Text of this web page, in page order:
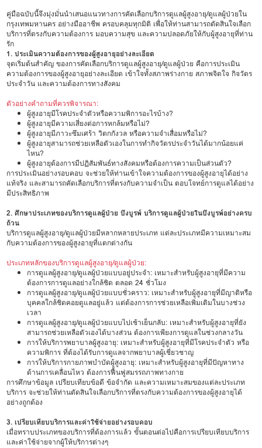
คู่มือฉบับนี้จึงมุ่งมั่นนำเสนอแนวทางการคัดเลือกบริการดูแลผู้สูงอายุ/ดูแลผู้ป่วยใน
กรุงเทพมหานคร อย่างมืออาชีพ ครอบคลุมทุกมิติ เพื่อให้ท่านสามารถตัดสินใจเลือก
บริการที่ตรงกับความต้องการ มอบความสุข และความปลอดภัยให้กับผู้สูงอายุที่ท่าน
รัก
1. ประเมินความต้องการของผู้สูงอายุอย่างละเอียด
จุดเริ่มต้นสำคัญ ของการคัดเลือกบริการดูแลผู้สูงอายุ/ดูแลผู้ป่วย คือการประเมิน
ความต้องการของผู้สูงอายุอย่างละเอียด เข้าใจทั้งสภาพร่างกาย สภาพจิตใจ กิจวัตร
ประจำวัน และความต้องการทางสังคม
ตัวอย่างคำถามที่ควรพิจารณา:
ผู้สูงอายุมีโรคประจำตัวหรือความพิการอะไรบ้าง?
ผู้สูงอายุมีความเสี่ยงต่อการหกล้มหรือไม่?
ผู้สูงอายุมีภาวะซึมเศร้า วิตกกังวล หรือความจำเสื่อมหรือไม่?
ผู้สูงอายุสามารถช่วยเหลือตัวเองในการทำกิจวัตรประจำวันได้มากน้อยแค่
ไหน?
ผู้สูงอายุต้องการมีปฏิสัมพันธ์ทางสังคมหรือต้องการความเป็นส่วนตัว?
การประเมินอย่างรอบคอบ จะช่วยให้ท่านเข้าใจความต้องการของผู้สูงอายุได้อย่าง
แท้จริง และสามารถคัดเลือกบริการที่ตรงกับความจำเป็น ตอบโจทย์การดูแลได้อย่าง
มีประสิทธิภาพ
2. ศึกษาประเภทของบริการดูแลผู้ป่วย บึงบูรพ์ บริการดูแลผู้ป่วยในบึงบูรพ์อย่างครบ
ถ้วน
บริการดูแลผู้สูงอายุ/ดูแลผู้ป่วยมีหลากหลายประเภท แต่ละประเภทมีความเหมาะสม
กับความต้องการของผู้สูงอายุที่แตกต่างกัน
ประเภทหลักของบริการดูแลผู้สูงอายุ/ดูแลผู้ป่วย:
การดูแลผู้สูงอายุ/ดูแลผู้ป่วยแบบอยู่ประจำ: เหมาะสำหรับผู้สูงอายุที่มีความ
ต้องการการดูแลอย่างใกล้ชิด ตลอด 24 ชั่วโมง
การดูแลผู้สูงอายุ/ดูแลผู้ป่วยแบบชั่วคราว: เหมาะสำหรับผู้สูงอายุที่มีญาติหรือ
บุคคลใกล้ชิดคอยดูแลอยู่แล้ว แต่ต้องการการช่วยเหลือเพิ่มเติมในบางช่วง
เวลา
การดูแลผู้สูงอายุ/ดูแลผู้ป่วยแบบไปเช้าเย็นกลับ: เหมาะสำหรับผู้สูงอายุที่ยัง
สามารถช่วยเหลือตัวเองได้บางส่วน ต้องการเพียงการดูแลในช่วงกลางวัน
การให้บริการพยาบาลผู้สูงอายุ: เหมาะสำหรับผู้สูงอายุที่มีโรคประจำตัว หรือ
ความพิการ ที่ต้องได้รับการดูแลจากพยาบาลผู้เชี่ยวชาญ
การให้บริการกายภาพบำบัดผู้สูงอายุ: เหมาะสำหรับผู้สูงอายุที่มีปัญหาทาง
ด้านการเคลื่อนไหว ต้องการฟื้นฟูสมรรถภาพทางกาย
การศึกษาข้อมูล เปรียบเทียบข้อดี ข้อจำกัด และความเหมาะสมของแต่ละประเภท
บริการ จะช่วยให้ท่านตัดสินใจเลือกบริการที่ตรงกับความต้องการของผู้สูงอายุได้
อย่างถูกต้อง
3. เปรียบเทียบบริการและค่าใช้จ่ายอย่างรอบคอบ
เมื่อทราบประเภทของบริการที่ต้องการแล้ว ขั้นตอนต่อไปคือการเปรียบเทียบบริการ
และค่าใช้จ่ายจากผู้ให้บริการต่างๆ